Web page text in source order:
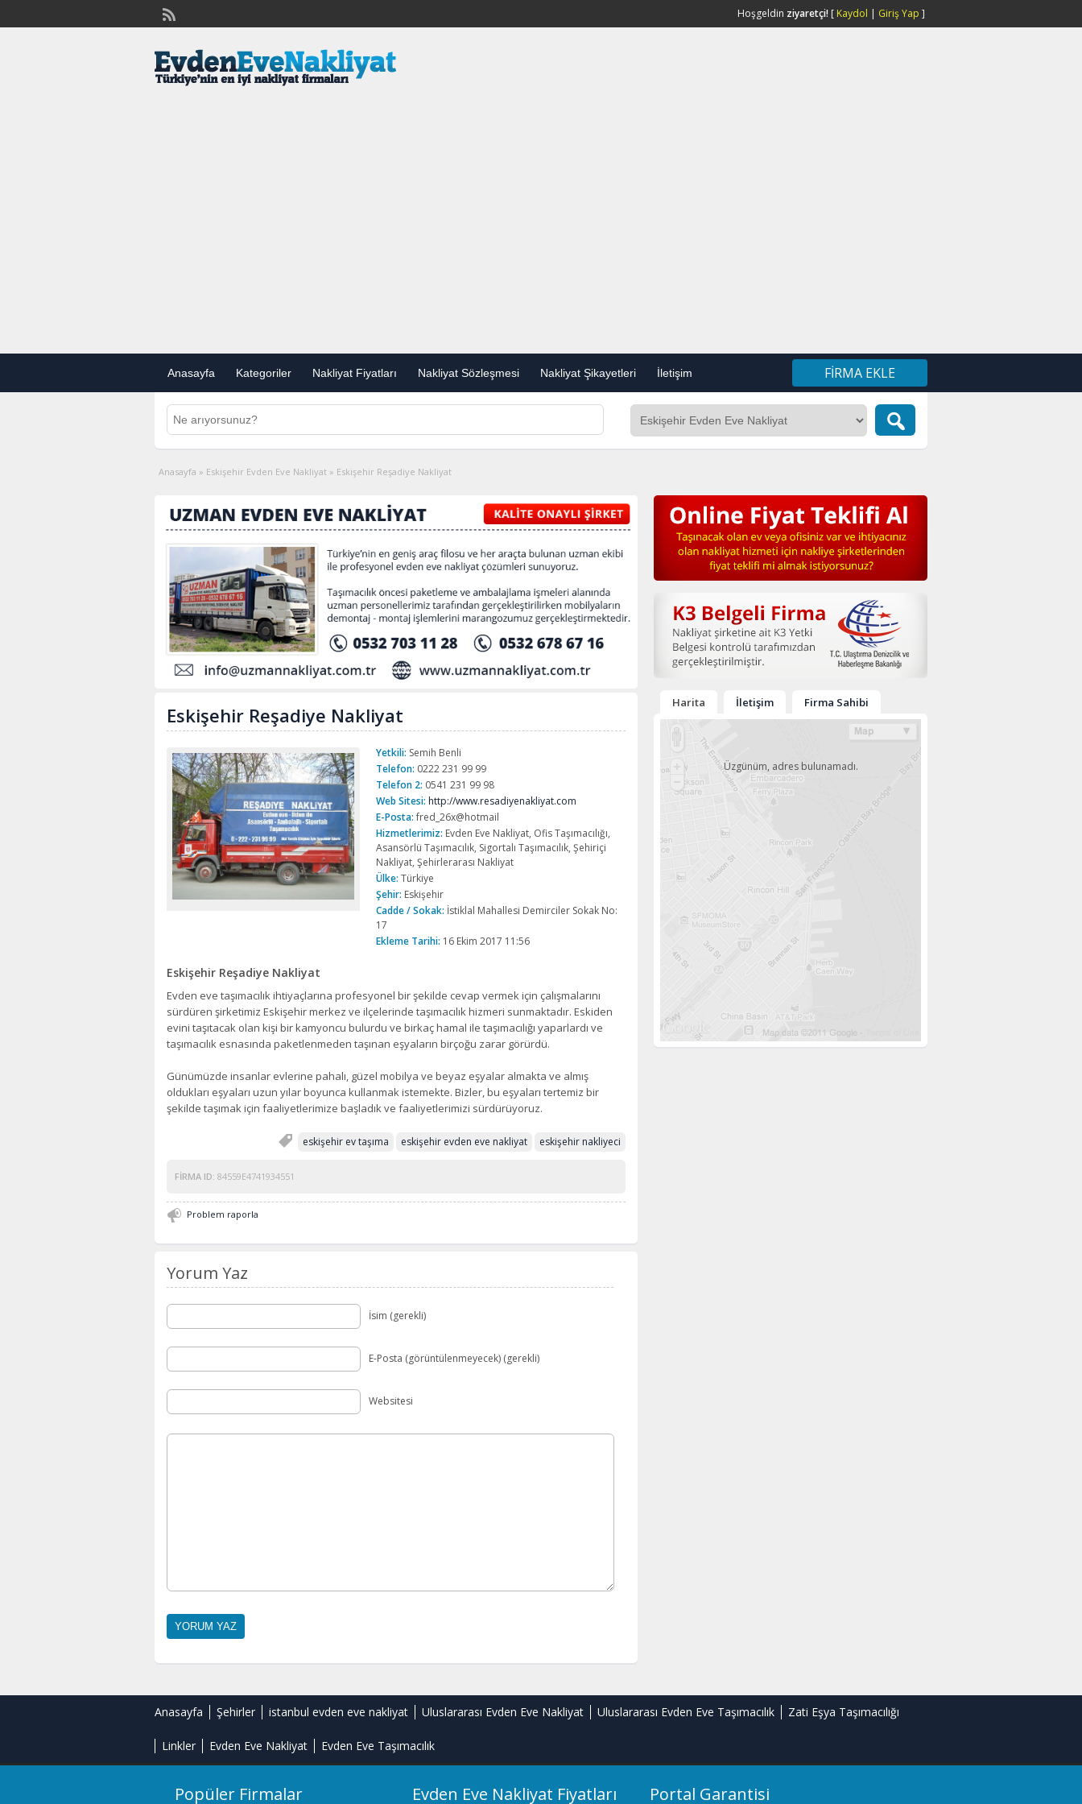
Hoşgeldin ziyaretçi! [ Kaydol | Giriş Yap ]
Anasayfa Kategoriler Nakliyat Fiyatları Nakliyat Sözleşmesi Nakliyat Şikayetleri İletişim FIRMA EKLE
Anasayfa » Eskişehir Evden Eve Nakliyat » Eskişehir Reşadiye Nakliyat
Eskişehir Reşadiye Nakliyat
Yetkili: Semih Benli
Telefon: 0222 231 99 99
Telefon 2: 0541 231 99 98
Web Sitesi: http://www.resadiyenakliyat.com
E-Posta:fred_26x@hotmail
Hizmetlerimiz: Evden Eve Nakliyat, Ofis Taşımacılığı,
Asansörlü Taşımacılık, Sigortalı Taşımacılık, Şehiriçi
Nakliyat, Şehirlerarası Nakliyat
Ülke: Türkiye
Şehir: Eskişehir
Cadde / Sokak: İstiklal Mahallesi Demirciler Sokak No:
17
Ekleme Tarihi: 16 Ekim 2017 11:56
Eskişehir Reşadiye Nakliyat
Evden eve taşımacılık ihtiyaçlarına profesyonel bir şekilde cevap vermek için çalışmalarını
sürdüren şirketimiz Eskişehir merkez ve ilçelerinde taşımacılık hizmeri sunmaktadır. Eskiden
evini taşıtacak olan kişi bir kamyoncu bulurdu ve birkaç hamal ile taşımacılığı yaparlardı ve
taşımacılık esnasında paketlenmeden taşınan eşyaların birçoğu zarar görürdü.
Günümüzde insanlar evlerine pahalı, güzel mobilya ve beyaz eşyalar almakta ve almış
oldukları eşyaları uzun yılar boyunca kullanmak istemekte. Bizler, bu eşyaları tertemiz bir
şekilde taşımak için faaliyetlerimize başladık ve faaliyetlerimizi sürdürüyoruz.
eskişehir ev taşıma eskişehir evden eve nakliyat eskişehir nakliyeci
FIRMA ID: 84559E4741934551
Problem raporla
Yorum Yaz
İsim (gerekli)
E-Posta (görüntülenmeyecek) (gerekli)
Websitesi
Harita İletişim Firma Sahibi
Üzgünüm, adres bulunamadı.
Anasayfa Şehirler istanbul evden eve nakliyat Uluslararası Evden Eve Nakliyat Uluslararası Evden Eve Taşımacılık Zati Eşya Taşımacılığı
Linkler Evden Eve Nakliyat Evden Eve Taşımacılık
Popüler Firmalar Evden Eve Nakliyat Fiyatları Portal Garantisi